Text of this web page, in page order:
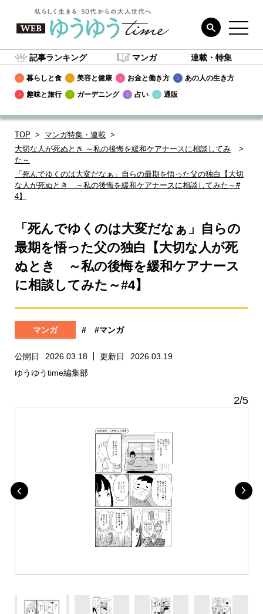
記事ランキング マンガ 連載・特集
暮らしと食 美容と健康 お金と働き方
あの人の生き方
趣味と旅行
ガーデニング 占い 通販
TOP
マンガ特集・連載
大切な人が死ぬとき ～私の後悔を緩和ケアナースに相談してみ
た～
「死んでゆくのは大変だなぁ」自らの最期を悟った父の独白【大切
な人が死ぬとき ～私の後悔を緩和ケアナースに相談してみた～#
4】
「死んでゆくのは大変だなぁ」自らの
最期を悟った父の独白【大切な人が死
ぬとき ～私の後悔を緩和ケアナース
に相談してみた～#4】
マンガ # #マンガ
公開日 2026.03.18 更新日
2026.03.19
ゆうゆうtime編集部
2/5